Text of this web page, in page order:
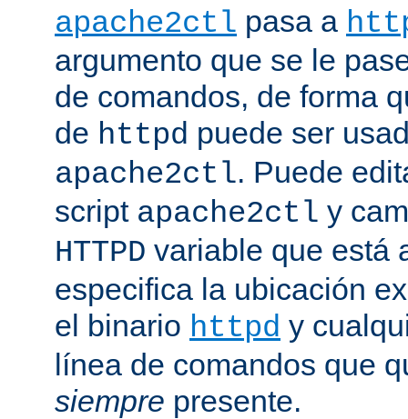
apache2ctl pasa a
argumento que se le
de comandos, de forma
de httpd puede ser
apache2ctl. Puede
script apache2ctl y
HTTPD variable que está
especifica la ubicación
el binario httpd y
línea de comandos que
siempre presente.